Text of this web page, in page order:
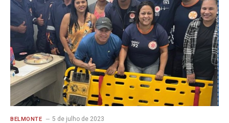
BELMONTE 5 de julho de 2023